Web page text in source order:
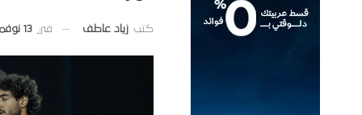
كتب زياد عاطف في 13 نوفمبر 2025